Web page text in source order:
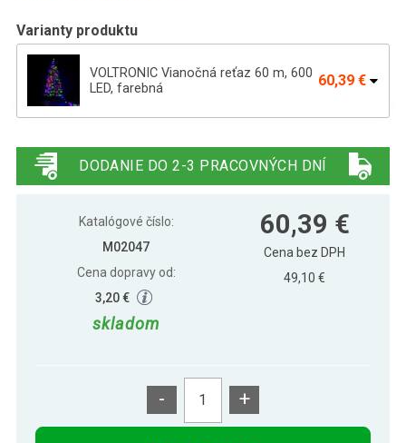
Varianty produktu
VOLTRONIC Vianočná reťaz 60 m, 600
LED, farebná
60,39 €
LED, farebné
DODANIE DO 2-3 PRACOVNÝCH DNÍ
Katalógové číslo:
M02047
Cena dopravy od:
3,20 €
skladom
60,39 €
Cena bez DPH
49,10 €
- +